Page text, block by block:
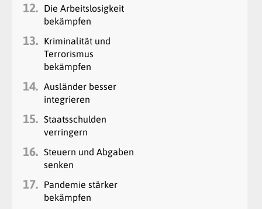
12.
Die Arbeitslosigkeit
bekämpfen
13.
Kriminalität und
Terrorismus
bekämpfen
14. Ausländer besser
integrieren
15. Staatsschulden
verringern
16. Steuern und Abgaben
senken
17.
Pandemie stärker
bekämpfen